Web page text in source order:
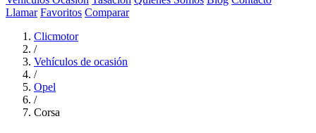
Llamar Favoritos Comparar
Clicmotor
/
Vehículos de ocasión
/
Opel
/
Corsa